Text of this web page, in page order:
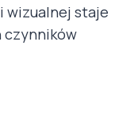
wizualnej staje
czynników